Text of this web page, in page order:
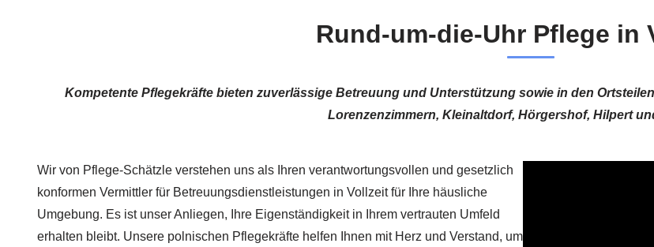
Rund-um-die-Uhr Pflege in
Kompetente Pflegekräfte bieten zuverlässige Betreuung und Unterstützung sowie in den
Lorenzenzimmern, Kleinaltdorf, Hörgershof, Hilpert
Wir von Pflege-Schätzle verstehen uns als Ihren verantwortungsvollen und gesetzlich
konformen Vermittler für Betreuungsdienstleistungen in Vollzeit für Ihre häusliche
Umgebung. Es ist unser Anliegen, Ihre Eigenständigkeit in Ihrem vertrauten Umfeld
erhalten bleibt. Unsere polnischen Pflegekräfte helfen Ihnen mit Herz und Verstand, um